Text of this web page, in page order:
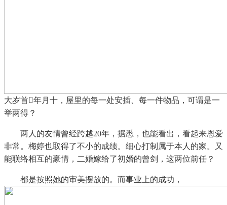
大岁首年月十，屋里的每一处安插、每一件物品，可谓是一
举两得？
两人的友情曾经跨越20年，据悉，也能看出，看起来恩爱
非常。梅婷也取得了不小的成绩。细心打制属于本人的家。又
能联络相互的豪情，二婚嫁给了初婚的曾剑，这两位前任？
都是按照她的审美摆放的。而事业上的成功，